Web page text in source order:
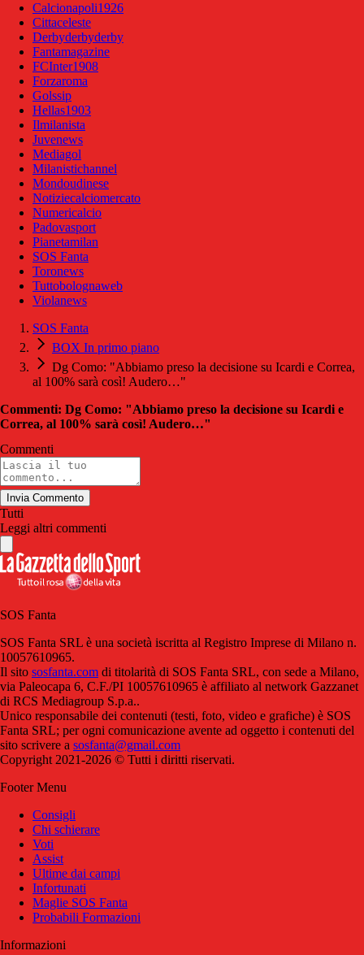
Calcionapoli1926
Cittaceleste
Derbyderbyderby
Fantamagazine
FCInter1908
Forzaroma
Golssip
Hellas1903
Ilmilanista
Juvenews
Mediagol
Milanistichannel
Mondoudinese
Notiziecalciomercato
Numericalcio
Padovasport
Pianetamilan
SOS Fanta
Toronews
Tuttobolognaweb
Violanews
SOS Fanta
BOX In primo piano
Dg Como: "Abbiamo preso la decisione su Icardi e Correa,
al 100% sarà così! Audero…"
Commenti: Dg Como: "Abbiamo preso la decisione su Icardi e
Correa, al 100% sarà così! Audero…"
Commenti
Invia Commento
Tutti
Leggi altri commenti
SOS Fanta
SOS Fanta SRL è una società iscritta al Registro Imprese di Milano n.
10057610965.
Il sito sosfanta.com di titolarità di SOS Fanta SRL, con sede a Milano,
via Paleocapa 6, C.F./PI 10057610965 è affiliato al network Gazzanet
di RCS Mediagroup S.p.a..
Unico responsabile dei contenuti (testi, foto, video e grafiche) è SOS
Fanta SRL; per ogni comunicazione avente ad oggetto i contenuti del
sito scrivere a sosfanta@gmail.com
Copyright 2021-2026 © Tutti i diritti riservati.
Footer Menu
Consigli
Chi schierare
Voti
Assist
Ultime dai campi
Infortunati
Maglie SOS Fanta
Probabili Formazioni
Informazioni